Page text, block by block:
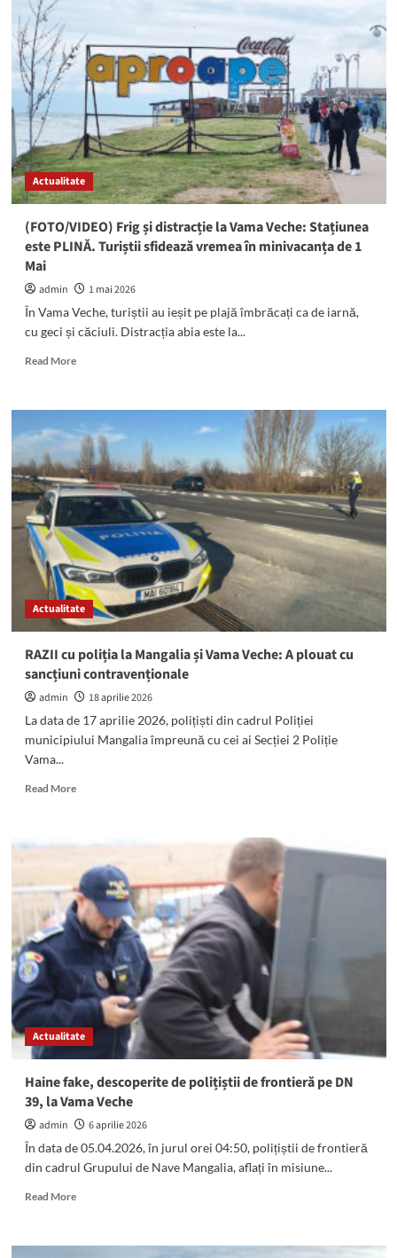
Veche,
2
Mai,
Tuzla
Mangalia:
Șoferi
beți
turtă,
depistați
pe
din
sudul
Actualitate
(FOTO/VIDEO) Frig și distracție la Vama Veche: Stațiunea
este PLINĂ. Turiștii sfidează vremea în minivacanța de 1
Mai
admin
1 mai 2026
În Vama Veche, turiștii au ieșit pe plajă îmbrăcați ca de iarnă,
cu geci și căciuli. Distracția abia este la...
Read MoreRead
(FOTO/VIDEO)
Frig
și
distracție
la
Vama
Stațiunea
este
PLINĂ.
Turiștii
sfidează
vremea
în
de
1
Mai
Actualitate
RAZII cu poliția la Mangalia și Vama Veche: A plouat cu
sancțiuni contravenționale
admin
18 aprilie 2026
La data de 17 aprilie 2026, polițiști din cadrul Poliției
municipiului Mangalia împreună cu cei ai Secției 2 Poliție
Vama...
Read MoreRead
poliția
la
Mangalia
și
Vama
Veche:
A
plouat
cu
sancțiuni
contravenționale
Actualitate
Haine fake, descoperite de polițiștii de frontieră pe DN
39, la Vama Veche
admin
6 aprilie 2026
În data de 05.04.2026, în jurul orei 04:50, polițiștii de frontieră
din cadrul Grupului de Nave Mangalia, aflați în misiune...
Read MoreRead
Haine